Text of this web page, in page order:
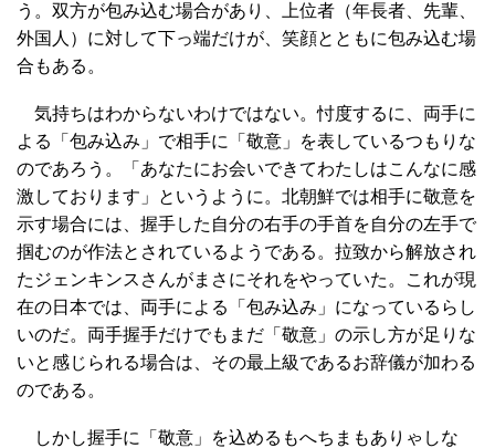
う。双方が包み込む場合があり、上位者（年長者、先輩、
外国人）に対して下っ端だけが、笑顔とともに包み込む場
合もある。
気持ちはわからないわけではない。忖度するに、両手に
よる「包み込み」で相手に「敬意」を表しているつもりな
のであろう。「あなたにお会いできてわたしはこんなに感
激しております」というように。北朝鮮では相手に敬意を
示す場合には、握手した自分の右手の手首を自分の左手で
掴むのが作法とされているようである。拉致から解放され
たジェンキンスさんがまさにそれをやっていた。これが現
在の日本では、両手による「包み込み」になっているらし
いのだ。両手握手だけでもまだ「敬意」の示し方が足りな
いと感じられる場合は、その最上級であるお辞儀が加わる
のである。
しかし握手に「敬意」を込めるもへちまもありゃしな